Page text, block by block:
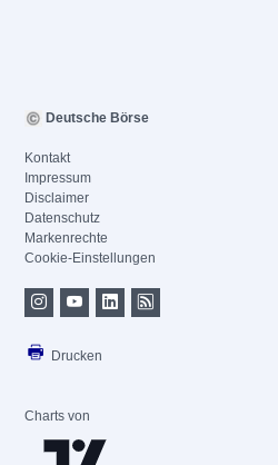
Deutsche Börse
Kontakt
Impressum
Disclaimer
Datenschutz
Markenrechte
Cookie-Einstellungen
Drucken
Charts von